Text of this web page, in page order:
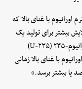
بی‌بی‌سی گفت: «۱۳ کیلوگرم اورانیوم با غنای بالا که
بیشتر برای تولید یک
سلاح هسته‌ای کوچک کافی باشد، هرچند میزان اورانیوم-۲۳۵ (U-۲۳۵)
و معمولا اورانیوم با غنای بالا زمانی